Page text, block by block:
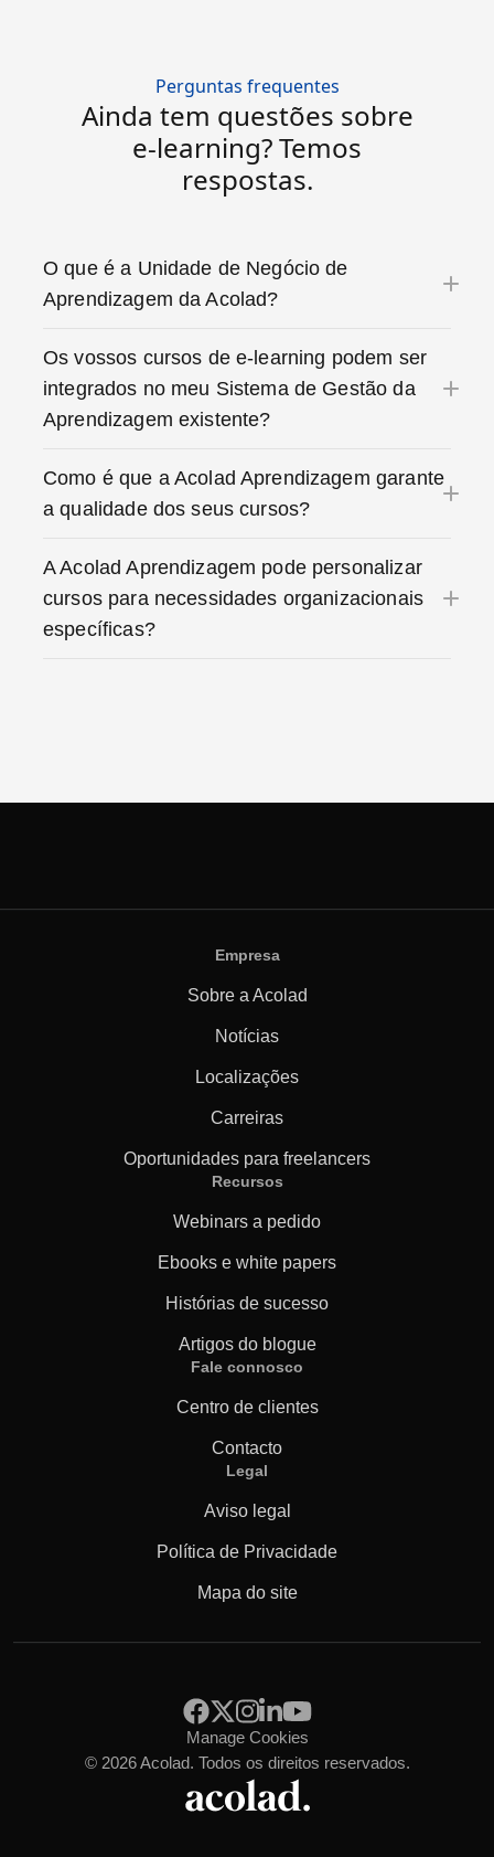
Perguntas frequentes
Ainda tem questões sobre
e-learning? Temos
respostas.
O que é a Unidade de Negócio de
Aprendizagem da Acolad?
Os vossos cursos de e-learning podem ser
integrados no meu Sistema de Gestão da
Aprendizagem existente?
Como é que a Acolad Aprendizagem garante
a qualidade dos seus cursos?
A Acolad Aprendizagem pode personalizar
cursos para necessidades organizacionais
específicas?
Empresa
Sobre a Acolad
Notícias
Localizações
Carreiras
Oportunidades para freelancers
Recursos
Webinars a pedido
Ebooks e white papers
Histórias de sucesso
Artigos do blogue
Fale connosco
Centro de clientes
Contacto
Legal
Aviso legal
Política de Privacidade
Mapa do site
© 2026 Acolad. Todos os direitos reservados.
Manage Cookies